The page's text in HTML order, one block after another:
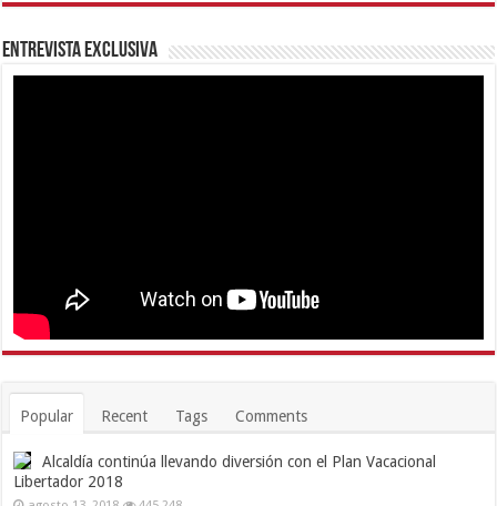
Entrevista Exclusiva
Popular Recent Tags Comments
Alcaldía continúa llevando diversión con el Plan Vacacional
Libertador 2018